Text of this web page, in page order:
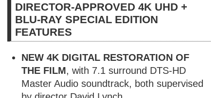
DIRECTOR-APPROVED 4K UHD +
BLU-RAY SPECIAL EDITION
FEATURES
NEW 4K DIGITAL RESTORATION OF
THE FILM, with 7.1 surround DTS-HD
Master Audio soundtrack, both supervised